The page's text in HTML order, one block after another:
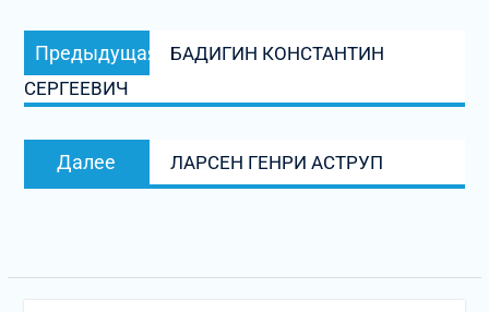
Навигация
по
записям
Предыдущая
запись:
БАДИГИН КОНСТАНТИН
СЕРГЕЕВИЧ
Далее
запись:
ЛАРСЕН ГЕНРИ АСТРУП